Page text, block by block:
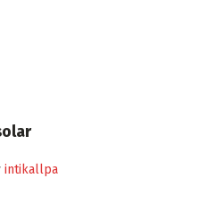
intikallpa